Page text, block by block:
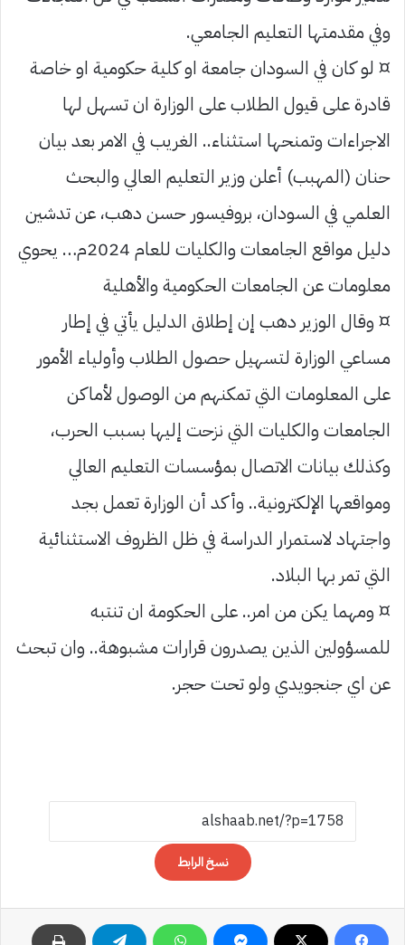
وفي مقدمتها التعليم الجامعي.
¤ لو كان في السودان جامعة او كلية حكومية او خاصة
قادرة على قيول الطلاب على الوزارة ان تسهل لها
الاجراءات وتمنحها استثناء.. الغريب في الامر بعد بيان
حنان (المهبب) أعلن وزير التعليم العالي والبحث
العلمي في السودان، بروفيسور حسن دهب، عن تدشين
دليل مواقع الجامعات والكليات للعام 2024م… يحوي
معلومات عن الجامعات الحكومية والأهلية
¤ وقال الوزير دهب إن إطلاق الدليل يأتي في إطار
مساعي الوزارة لتسهيل حصول الطلاب وأولياء الأمور
على المعلومات التي تمكنهم من الوصول لأماكن
الجامعات والكليات التي نزحت إليها بسبب الحرب،
وكذلك بيانات الاتصال بمؤسسات التعليم العالي
ومواقعها الإلكترونية.. وأكد أن الوزارة تعمل بجد
واجتهاد لاستمرار الدراسة في ظل الظروف الاستثنائية
التي تمر بها البلاد.
¤ ومهما يكن من امر.. على الحكومة ان تنتبه
للمسؤولين الذين يصدرون قرارات مشبوهة.. وان تبحث
عن اي جنجويدي ولو تحت حجر.
نسخ الرابط